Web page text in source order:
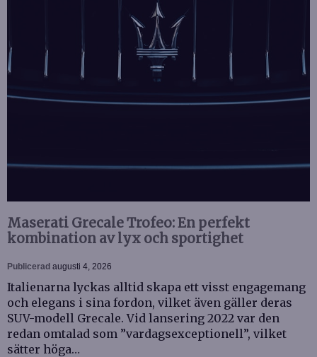
Maserati Grecale Trofeo: En perfekt
kombination av lyx och sportighet
Publicerad augusti 4, 2026
Italienarna lyckas alltid skapa ett visst engagemang
och elegans i sina fordon, vilket även gäller deras
SUV-modell Grecale. Vid lansering 2022 var den
redan omtalad som ”vardagsexceptionell”, vilket
sätter höga…